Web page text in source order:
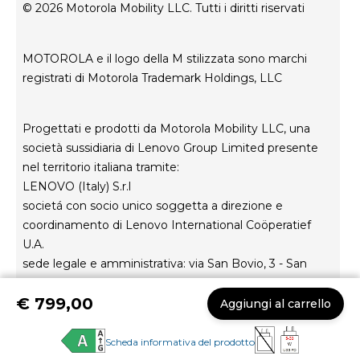
€ 799,00 Aggiungi al carrello
Scheda informativa del prodotto
Stato di riparazione
Condizioni di vendita
Innovazione
© 2026 Motorola Mobility LLC. Tutti i diritti riservati
MOTOROLA e il logo della M stilizzata sono marchi
registrati di Motorola Trademark Holdings, LLC
Progettati e prodotti da Motorola Mobility LLC, una
società sussidiaria di Lenovo Group Limited presente
nel territorio italiana tramite:
LENOVO (Italy) S.r.l
societá con socio unico soggetta a direzione e
coordinamento di Lenovo International Coöperatief
U.A.
sede legale e amministrativa: via San Bovio, 3 - San
Felice – 20054 Segrate (MI) Capitale Sociale Euro
100.000 i.v.
Cod. Fiscale e Partita: IVA 04771300961
iscrizione al Reg. Imprese di Milano Rea:1770804